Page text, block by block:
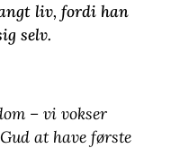
liv, fordi han
selv.
– vi vokser
at have første